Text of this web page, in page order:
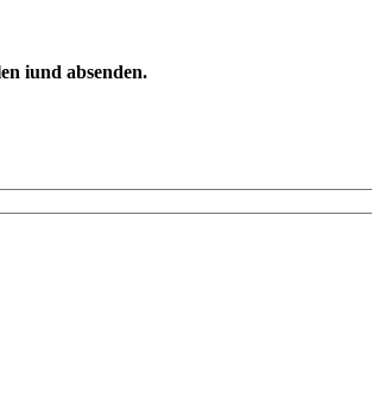
iund absenden.